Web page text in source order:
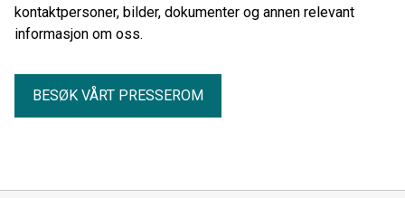
kontaktpersoner, bilder, dokumenter og annen relevant
informasjon om oss.
BESØK VÅRT PRESSEROM